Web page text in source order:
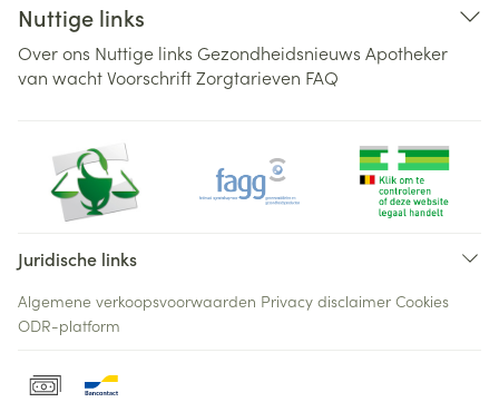
Nuttige links
Over ons Nuttige links Gezondheidsnieuws Apotheker
van wachtVoorschriftZorgtarieven FAQ
Juridische links
Algemene verkoopsvoorwaarden Privacy disclaimer Cookies
ODR-platform